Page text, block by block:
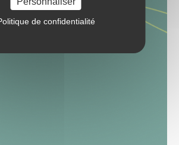
de confidentialité